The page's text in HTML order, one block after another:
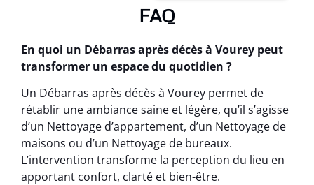
FAQ
En quoi un Débarras après décès à Vourey peut
transformer un espace du quotidien ?
Un Débarras après décès à Vourey permet de
rétablir une ambiance saine et légère, qu’il s’agisse
d’un Nettoyage d’appartement, d’un Nettoyage de
maisons ou d’un Nettoyage de bureaux.
L’intervention transforme la perception du lieu en
apportant confort, clarté et bien-être.